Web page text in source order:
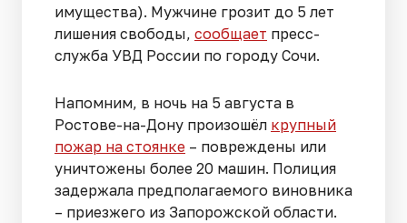
имущества). Мужчине грозит до 5 лет
лишения свободы, сообщает пресс-
служба УВД России по городу Сочи.
Напомним, в ночь на 5 августа в
Ростове-на-Дону произошёл крупный
пожар на стоянке – повреждены или
уничтожены более 20 машин. Полиция
задержала предполагаемого виновника
– приезжего из Запорожской области.